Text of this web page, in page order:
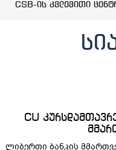
CSB-ის კვლევითი
CU
ლიბერთი ბანკის